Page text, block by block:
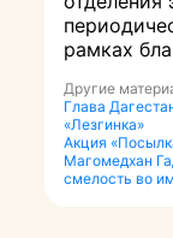
рамках
Другие
Глава
«Лезгинка»
Акция
Магомедхан
смелость во